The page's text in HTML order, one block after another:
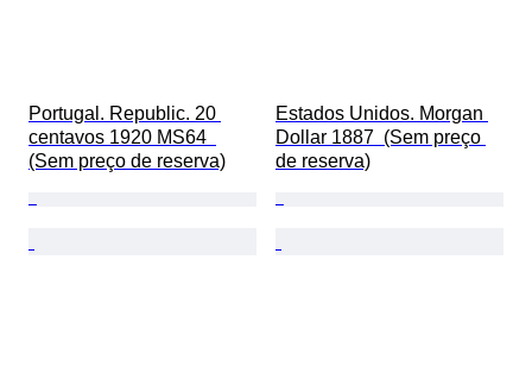
Portugal. Republic. 20
centavos 1920 MS64
(Sem preço de reserva)
Estados Unidos. Morgan
Dollar 1887  (Sem preço
de reserva)